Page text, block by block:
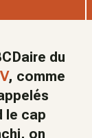
du
V, comme
le cap
on